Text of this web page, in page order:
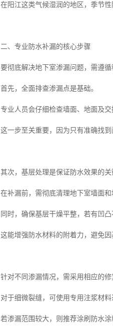
在阳江这类气候湿润的地区，季节
二、专业防水补漏的核心步骤
要彻底解决地下室渗漏问题，需遵循
首先，全面排查渗漏点是基础。
专业人员会仔细检查墙面、地面及
这一步至关重要，因为只有准确找
其次，基层处理是保证防水效果的关
在补漏前，需彻底清理地下室墙面
同时，确保基层干燥平整，若有凹
这能增强防水材料的附着力，避免因
针对不同渗漏情况，需采用相应的修
对于细微裂缝，可使用专用注浆材
若渗漏范围较大，则推荐涂刷防水